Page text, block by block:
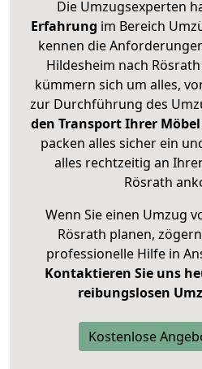
Die Umzugsexperten
Erfahrung im Bereich
kennen die
Hildesheim nach
kümmern sich um alles,
zur Durchführung des
den Transport Ihrer
packen alles sicher ein
alles rechtzeitig an
Rösrath
Wenn Sie einen Umzug
Rösrath planen,
professionelle Hilfe in
Kontaktieren Sie uns
reibungslosen
Kostenlose